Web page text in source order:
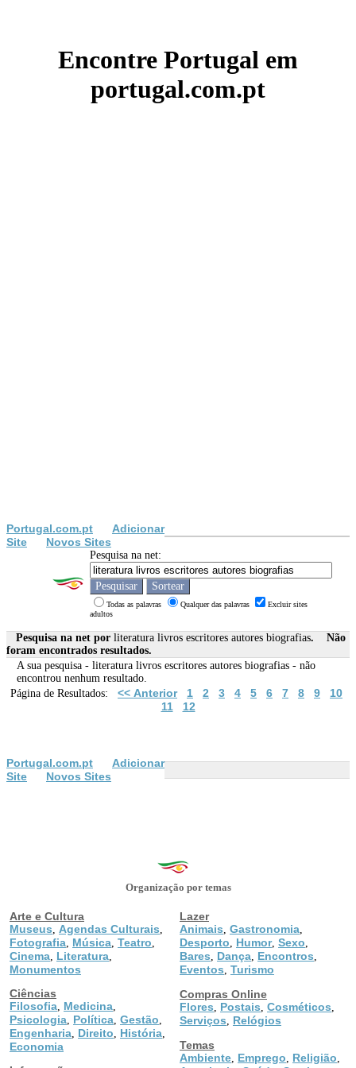
Encontre Portugal em
portugal.com.pt
Portugal.com.pt
Adicionar
Site
Novos Sites
Pesquisa na net:
Todas as palavras Qualquer das palavras
Excluir sites
adultos
Pesquisa na net por literatura livros escritores autores biografias. Não
foram encontrados resultados.
A sua pesquisa - literatura livros escritores autores biografias - não
encontrou nenhum resultado.
Página de Resultados: << Anterior 1 2 3 4 5 6 7 8 9
10
11
12
Portugal.com.pt
Adicionar
Site
Novos Sites
Organização por temas
Arte e Cultura
Museus
Agendas Culturais
Fotografia Música Teatro
Cinema Literatura
Monumentos
Ciências
Filosofia Medicina
Psicologia Política Gestão
Engenharia Direito História
Economia
Lazer
Animais Gastronomia
Desporto Humor, Sexo
Bares Dança Encontros
Eventos Turismo
Compras Online
Flores
Postais Cosméticos
Serviços
Relógios
Temas
Ambiente Emprego Religião